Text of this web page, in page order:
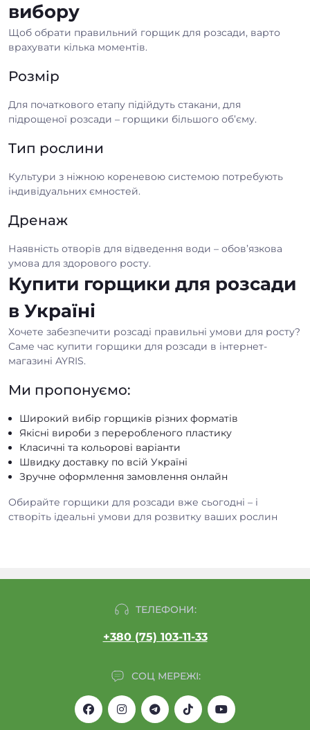
вибору
Щоб обрати правильний горщик для розсади, варто
врахувати кілька моментів.
Розмір
Для початкового етапу підійдуть стакани, для
підрощеної розсади – горщики більшого об’єму.
Тип рослини
Культури з ніжною кореневою системою потребують
індивідуальних ємностей.
Дренаж
Наявність отворів для відведення води – обов’язкова
умова для здорового росту.
Купити горщики для розсади
в Україні
Хочете забезпечити розсаді правильні умови для росту?
Саме час купити горщики для розсади в інтернет-
магазині AYRIS.
Ми пропонуємо:
Широкий вибір горщиків різних форматів
Якісні вироби з переробленого пластику
Класичні та кольорові варіанти
Швидку доставку по всій Україні
Зручне оформлення замовлення онлайн
Обирайте горщики для розсади вже сьогодні – і
створіть ідеальні умови для розвитку ваших рослин
ТЕЛЕФОНИ:
+380 (75) 103-11-33
СОЦ МЕРЕЖІ: